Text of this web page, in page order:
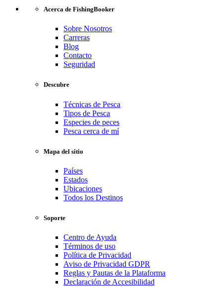
Acerca de FishingBooker
Sobre Nosotros
Carreras
Blog
Contacto
Seguridad
Descubre
Técnicas de Pesca
Tipos de Pesca
Especies de peces
Pesca cerca de mí
Mapa del sitio
Países
Estados
Ubicaciones
Todos los Destinos
Soporte
Centro de Ayuda
Términos de uso
Política de Privacidad
Aviso de Privacidad GDPR
Reglas y Pautas de la Plataforma
Declaración de Accesibilidad